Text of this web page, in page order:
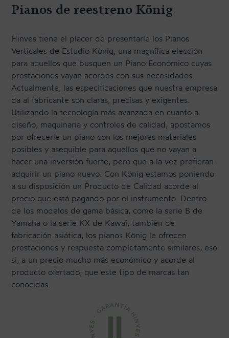
TRANSPORTE Y ALMACENAJE
SISTEMA SILENT
RESTAURACIÓN
NOSOTROS
HISTORIA
EQUIPO
MEDIOS
SHOWROOMS
BLOG
Pianos de reestreno König
Hinves tiene el placer de presentarle los Pianos
Verticales de Estudio König, una magnífica elección
para aquellos que busquen un Piano Económico cuyas
prestaciones vayan acordes con sus necesidades.
Actualmente, las especificaciones que nuestra empresa
da al fabricante son claras, precisas y exigentes.
Utilizando la tecnología más avanzada en cuanto a
diseño, maquinaria y controles de calidad, apostamos
por ofrecerle un piano con los mejores materiales
posibles y asequible para aquellos que no vayan a
hacer una inversión fuerte, pero que a la vez prefieran
adquirir un piano nuevo. Con König estamos poniendo
a su disposición un Producto de Calidad acorde al
precio que está pagando por el instrumento. Dentro
de los modelos de gama básica, como la serie B de
Yamaha o la serie KX de Kawai, también de
fabricación asiática, los pianos König le ofrecen
prestaciones y respuesta completamente similares, eso
si, a un precio mucho más económico y acorde al
producto ofertado, que este tipo de marcas tan
conocidas.